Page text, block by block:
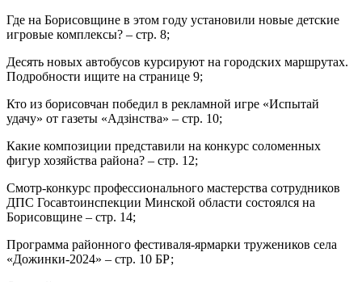
Где на Борисовщине в этом году установили новые детские
игровые комплексы? – стр. 8;
Десять новых автобусов курсируют на городских маршрутах.
Подробности ищите на странице 9;
Кто из борисовчан победил в рекламной игре «Испытай
удачу» от газеты «Адзінства» – стр. 10;
Какие композиции представили на конкурс соломенных
фигур хозяйства района? – стр. 12;
Смотр-конкурс профессионального мастерства сотрудников
ДПС Госавтоинспекции Минской области состоялся на
Борисовщине – стр. 14;
Программа районного фестиваля-ярмарки тружеников села
«Дожинки-2024» – стр. 10 БР;